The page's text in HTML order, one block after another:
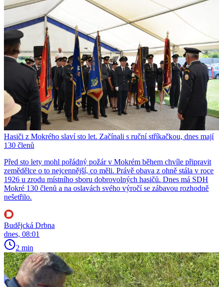
Hasiči z Mokrého slaví sto let. Začínali s ruční stříkačkou, dnes mají
130 členů
Před sto lety mohl pořádný požár v Mokrém během chvíle připravit
zemědělce o to nejcennější, co měli. Právě obava z ohně stála v roce
1926 u zrodu místního sboru dobrovolných hasičů. Dnes má SDH
Mokré 130 členů a na oslavách svého výročí se zábavou rozhodně
nešetřilo.
Budějcká Drbna
dnes, 08:01
2 min